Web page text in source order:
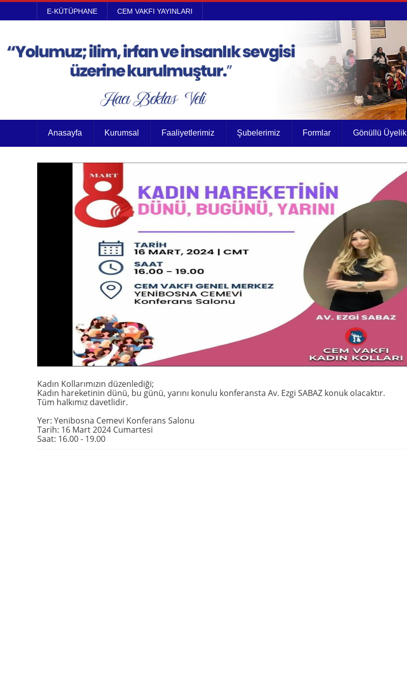
E-KÜTÜPHANE CEM VAKFI YAYINLARI
Anasayfa Kurumsal Faaliyetlerimiz Şubelerimiz Formlar Gönüllü Üyelik
Kadın Kollarımızın düzenlediği;
Kadın hareketinin dünü, bu günü, yarını konulu konferansta Av. Ezgi SABAZ konuk olacaktır.
Tüm halkımız davetlidir.
Yer: Yenibosna Cemevi Konferans Salonu
Tarih: 16 Mart 2024 Cumartesi
Saat: 16.00 - 19.00